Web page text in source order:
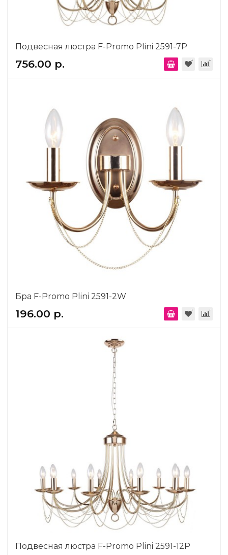
Подвесная люстра F-Promo Plini 2591-7P
756.00 р.
Бра F-Promo Plini 2591-2W
196.00 р.
Подвесная люстра F-Promo Plini 2591-12P